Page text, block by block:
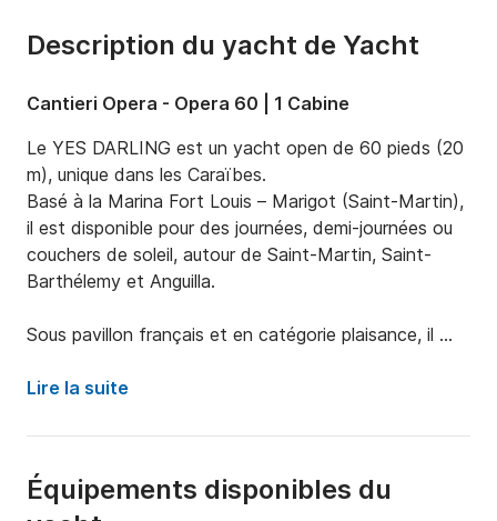
Description du yacht de Yacht
Cantieri Opera - Opera 60 | 1 Cabine
Le YES DARLING est un yacht open de 60 pieds (20
m), unique dans les Caraïbes.
Basé à la Marina Fort Louis – Marigot (Saint-Martin),
il est disponible pour des journées, demi-journées ou
couchers de soleil, autour de Saint-Martin, Saint-
Barthélemy et Anguilla.
Sous pavillon français et en catégorie plaisance, il
une capacité exceptionnelle jusqu’à 30 passagers.
lignes italiennes et ses volumes impressionnants en
font un yacht à la fois sportif, luxueux et convivial.
Lire la suite
Équipements disponibles du